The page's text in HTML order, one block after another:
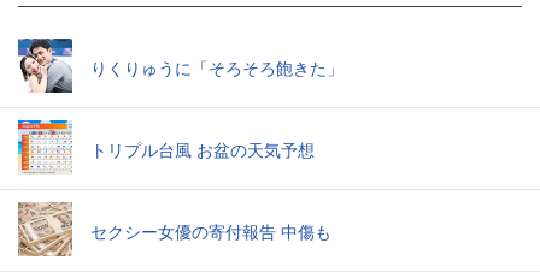
りくりゅうに「そろそろ飽きた」
トリプル台風 お盆の天気予想
セクシー女優の寄付報告 中傷も